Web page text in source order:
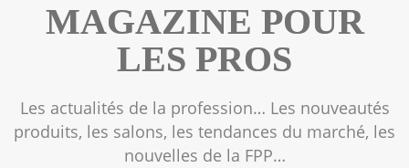
MAGAZINE POUR
LES PROS
Les actualités de la profession… Les nouveautés
produits, les salons, les tendances du marché, les
nouvelles de la FPP…